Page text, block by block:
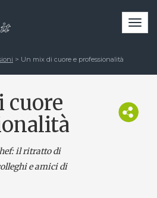
> Un mix di cuore e professionalità
cuore
il ritratto di
e amici di